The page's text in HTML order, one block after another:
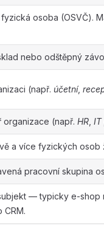
osoba (OSVČ).
nebo odštěpný
(např. účetní,
organizace (např. HR IT
a více fyzických osob
pracovní skupina
— typicky e-shop
CRM.